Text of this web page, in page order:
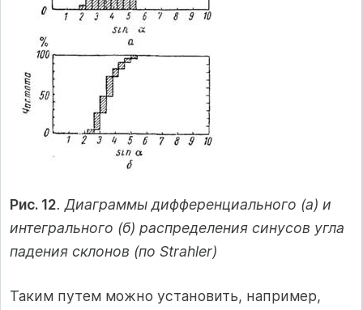
Рис. 12. Диаграммы дифференциального (а) и
интегрального (б) распределения синусов угла
падения склонов (по Strahler)
Таким путем можно установить, например,